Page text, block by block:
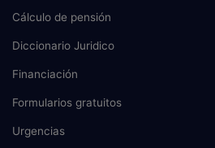
Cálculo de pensión
Diccionario Juridico
Financiación
Formularios gratuitos
Urgencias